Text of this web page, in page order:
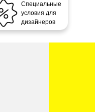
Специальные
условия для
дизайнеров